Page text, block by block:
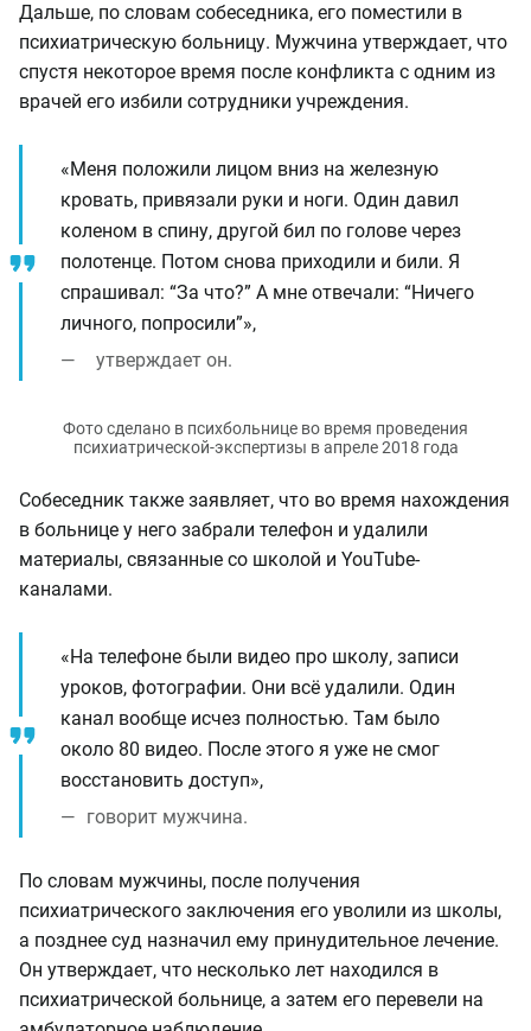
Дальше, по словам собеседника, его поместили в
психиатрическую больницу. Мужчина утверждает, что
спустя некоторое время после конфликта с одним из
врачей его избили сотрудники учреждения.
«Меня положили лицом вниз на железную
кровать, привязали руки и ноги. Один давил
коленом в спину, другой бил по голове через
полотенце. Потом снова приходили и били. Я
спрашивал: “За что?” А мне отвечали: “Ничего
личного, попросили”»,
утверждает он.
Собеседник также заявляет, что во время нахождения
в больнице у него забрали телефон и удалили
материалы, связанные со школой и YouTube-
каналами.
«На телефоне были видео про школу, записи
уроков, фотографии. Они всё удалили. Один
канал вообще исчез полностью. Там было
около 80 видео. После этого я уже не смог
восстановить доступ»,
говорит мужчина.
По словам мужчины, после получения
психиатрического заключения его уволили из школы,
а позднее суд назначил ему принудительное лечение.
Он утверждает, что несколько лет находился в
психиатрической больнице, а затем его перевели на